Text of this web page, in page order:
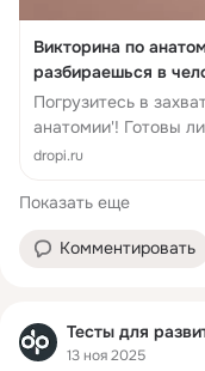
Викторина по
разбираешься в
Погрузитесь в
анатомии'! Готовы
человечес...
dropi.ru
Показать еще
Комментировать
Тесты для
13 ноя 2025